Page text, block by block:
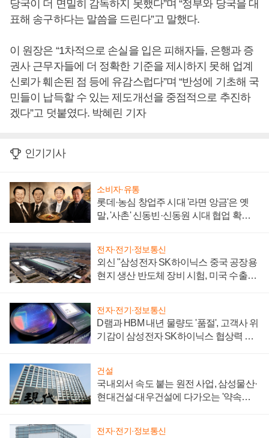
당국이 더 면밀히 감독하지 못했다”며 “정부와 당국을 대
표해 송구하다는 말씀을 드린다”고 말했다.
이 원장은 “1차적으로 손실을 입은 피해자들, 은행과 증
권사 근무자들에 더 정확한 기준을 제시하지 못해 업계
신뢰가 훼손된 점 등에 유감스럽다”며 “반성에 기초해 국
민들이 납득할 수 있는 제도개선을 중점적으로 추진하
겠다”고 덧붙였다. 박혜린 기자
인기기사
소비자·유통
롯데·농심 창업주 시대 '라면 앙금'은 옛
말, '사촌' 신동빈·신동원 시대 협업 확대
전자·전기·정보통신
외신 "삼성전자 SK하이닉스 중국 공장용
현지 생산 반도체 장비 시험, 미국 수출통
전자·전기·정보통신
D램과 HBM 내년 물량도 '품절', 고객사 위
기감이 삼성전자 SK하이닉스 협상력 더
건설
국내외서 속도 붙는 원전 사업, 삼성물산·
현대건설·대우건설에 다가오는 '약속의
전자·전기·정보통신